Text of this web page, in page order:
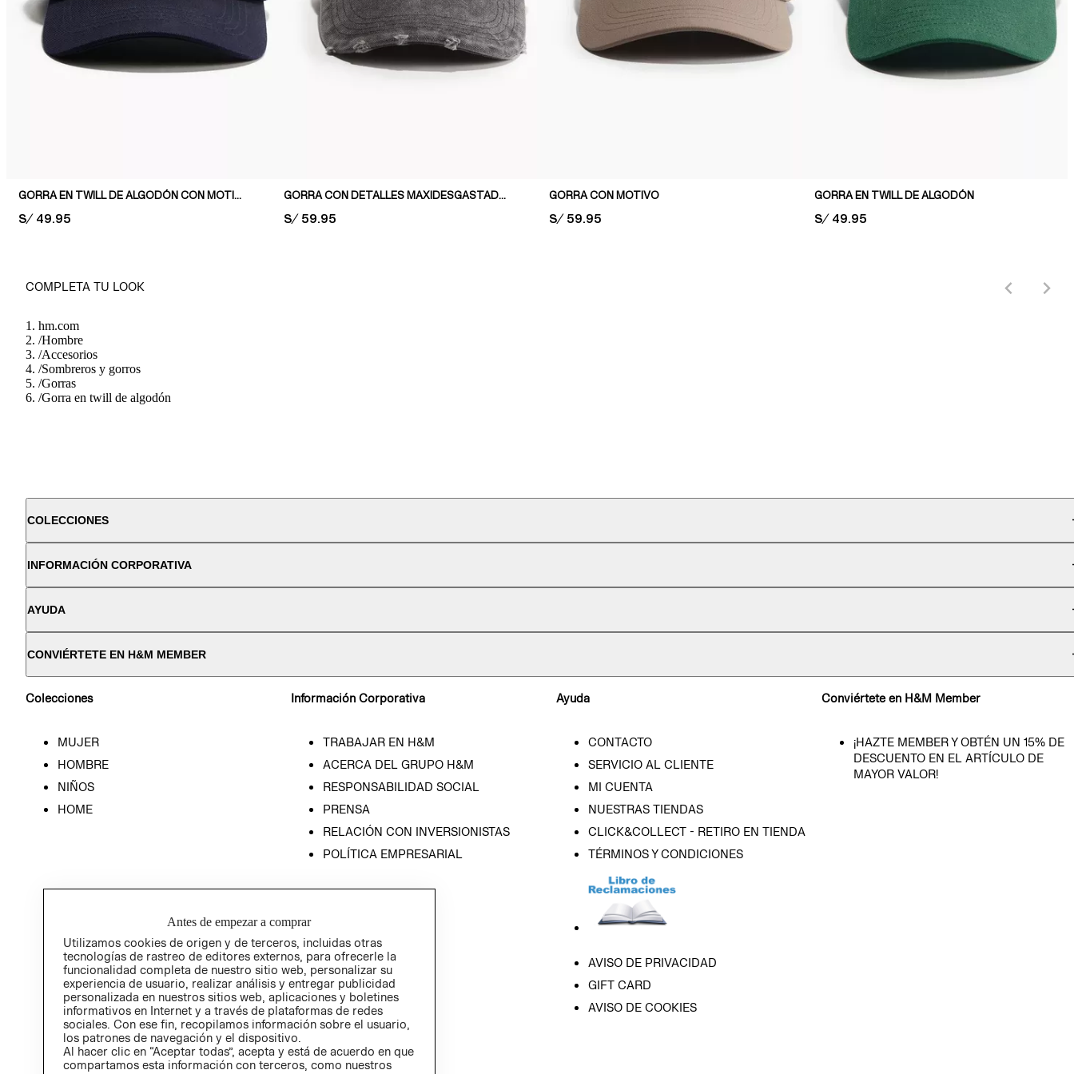
GORRA EN TWILL DE ALGODÓN CON MOTIVO
PRICE:
S/ 49.95
GORRA CON DETALLES MAXIDESGASTADOS
PRICE:
S/ 59.95
GORRA CON MOTIVO
PRICE:
S/ 59.95
GORRA EN TWILL DE ALGODÓN
PRICE:
S/ 49.95
COMPLETA TU LOOK
hm.com
/Hombre
/Accesorios
/Sombreros y gorros
/Gorras
/Gorra en twill de algodón
COLECCIONES
INFORMACIÓN CORPORATIVA
AYUDA
CONVIÉRTETE EN H&M MEMBER
Colecciones
MUJER
HOMBRE
NIÑOS
HOME
Información Corporativa
TRABAJAR EN H&M
ACERCA DEL GRUPO H&M
RESPONSABILIDAD SOCIAL
PRENSA
RELACIÓN CON INVERSIONISTAS
POLÍTICA EMPRESARIAL
Ayuda
CONTACTO
SERVICIO AL CLIENTE
MI CUENTA
NUESTRAS TIENDAS
CLICK&COLLECT - RETIRO EN TIENDA
TÉRMINOS Y CONDICIONES
AVISO DE PRIVACIDAD
GIFT CARD
AVISO DE COOKIES
Conviértete en H&M Member
¡HAZTE MEMBER Y OBTÉN UN 15% DE
DESCUENTO EN EL ARTÍCULO DE
MAYOR VALOR!
Antes de empezar a comprar
Utilizamos cookies de origen y de terceros, incluidas otras
tecnologías de rastreo de editores externos, para ofrecerle la
funcionalidad completa de nuestro sitio web, personalizar su
experiencia de usuario, realizar análisis y entregar publicidad
personalizada en nuestros sitios web, aplicaciones y boletines
informativos en Internet y a través de plataformas de redes
sociales. Con ese fin, recopilamos información sobre el usuario,
los patrones de navegación y el dispositivo.
Al hacer clic en “Aceptar todas”, acepta y está de acuerdo en que
compartamos esta información con terceros, como nuestros